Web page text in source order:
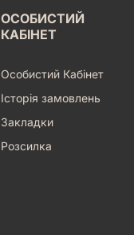
ОСОБИСТИЙ
КАБІНЕТ
Особистий Кабінет
Історія замовлень
Закладки
Розсилка